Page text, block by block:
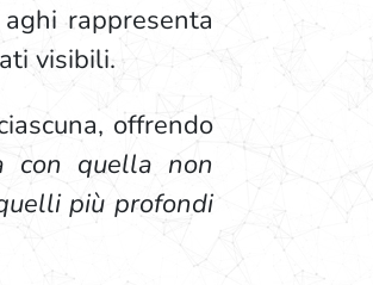
rappresenta
visibili.
offrendo
con quella non
più profondi